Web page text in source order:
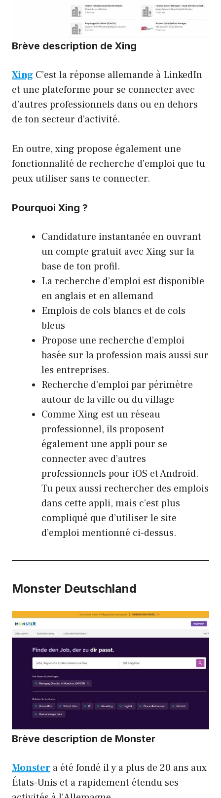
Brève description de Xing
Xing C’est la réponse allemande à LinkedIn
et une plateforme pour se connecter avec
d’autres professionnels dans ou en dehors
de ton secteur d’activité.
En outre, xing propose également une
fonctionnalité de recherche d’emploi que tu
peux utiliser sans te connecter.
Pourquoi Xing ?
Candidature instantanée en ouvrant
un compte gratuit avec Xing sur la
base de ton profil.
La recherche d’emploi est disponible
en anglais et en allemand
Emplois de cols blancs et de cols
bleus
Propose une recherche d’emploi
basée sur la profession mais aussi sur
les entreprises.
Recherche d’emploi par périmètre
autour de la ville ou du village
Comme Xing est un réseau
professionnel, ils proposent
également une appli pour se
connecter avec d’autres
professionnels pour iOS et Android.
Tu peux aussi rechercher des emplois
dans cette appli, mais c’est plus
compliqué que d’utiliser le site
d’emploi mentionné ci-dessus.
Monster Deutschland
Brève description de Monster
Monster a été fondé il y a plus de 20 ans aux
États-Unis et a rapidement étendu ses